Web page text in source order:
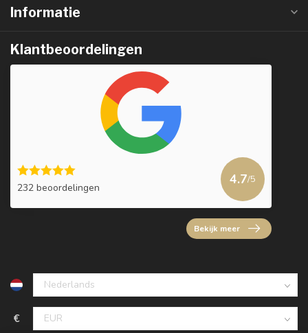
Informatie
Klantbeoordelingen
232 beoordelingen
4.7/5
Bekijk meer
€